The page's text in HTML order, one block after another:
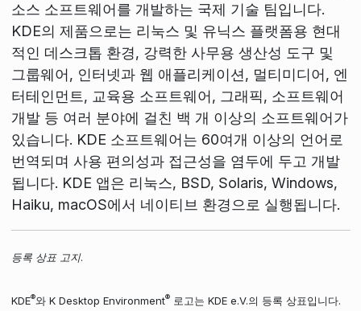
소스 소프트웨어를 개발하는 국제 기술 팀입니다.
KDE의 제품으로는 리눅스 및 유닉스 플랫폼용 현대
적인 데스크톱 환경, 강력한 사무용 생산성 도구 및
그룹웨어, 인터넷과 웹 애플리케이션, 멀티미디어, 엔
터테인먼트, 교육용 소프트웨어, 그래픽, 소프트웨어
개발 등 여러 분야에 걸친 백 개 이상의 소프트웨어가
있습니다. KDE 소프트웨어는 60여개 이상의 언어로
번역되며 사용 편의성과 접근성을 염두에 두고 개발
됩니다. KDE 앱은 리눅스, BSD, Solaris, Windows,
Haiku, macOS에서 네이티브 환경으로 실행됩니다.
등록 상표 고지.
KDE®와 K Desktop Environment®로고는 KDE e.V.의 등록 상표입니다.